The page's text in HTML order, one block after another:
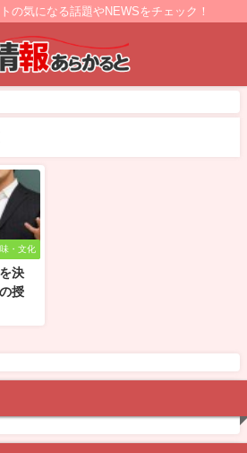
の気になる話題やNEWSをチェック！
・文化
決
授